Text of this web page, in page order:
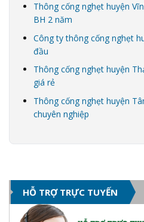
Thông cống nghẹt huyện
BH 2 năm
Công ty thông cống nghẹt
đầu
Thông cống nghẹt huyện
giá rẻ
Thông cống nghẹt huyện
chuyên nghiệp
HỖ TRỢ TRỰC TUYẾN